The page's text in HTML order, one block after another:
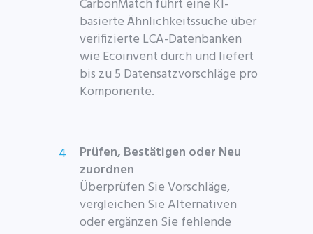
CarbonMatch führt eine KI-
basierte Ähnlichkeitssuche über
verifizierte LCA-Datenbanken
wie Ecoinvent durch und liefert
bis zu 5 Datensatzvorschläge pro
Komponente.
Prüfen, Bestätigen oder Neu
zuordnen
Überprüfen Sie Vorschläge,
vergleichen Sie Alternativen
oder ergänzen Sie fehlende